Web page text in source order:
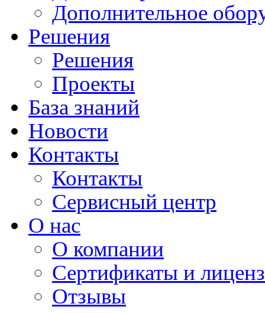
Дополнительное
Решения
Решения
Проекты
База знаний
Новости
Контакты
Контакты
Сервисный центр
О нас
О компании
Сертификаты и
Отзывы